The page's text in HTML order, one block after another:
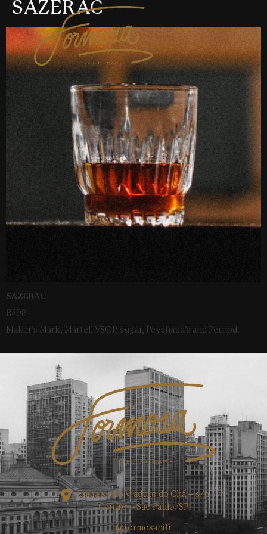
SAZERAC
SAZERAC
R$98
Maker’s Mark, Martell VSOP, sugar, Peychaud’s and Pernod.
Embaixo do Viaduto do Chá – s/n
Centro – São Paulo/SP
@formosahifi